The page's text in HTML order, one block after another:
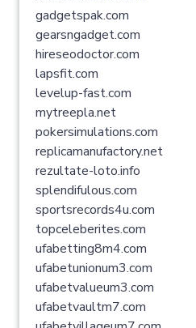
gadgetspak.com
gearsngadget.com
hireseodoctor.com
lapsfit.com
levelup-fast.com
mytreepla.net
pokersimulations.com
replicamanufactory.net
rezultate-loto.info
splendifulous.com
sportsrecords4u.com
topceleberites.com
ufabetting8m4.com
ufabetunionum3.com
ufabetvalueum3.com
ufabetvaultm7.com